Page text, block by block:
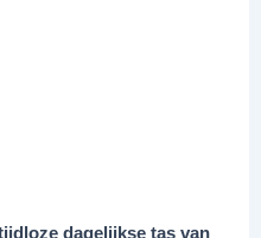
dagelijkse tas van